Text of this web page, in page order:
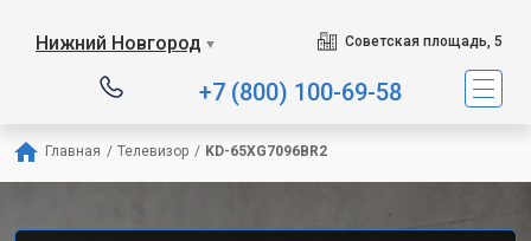
Нижний Новгород ▼ Советская площадь, 5
+7 (800) 100-69-58
Главная / Телевизор / KD-65XG7096BR2